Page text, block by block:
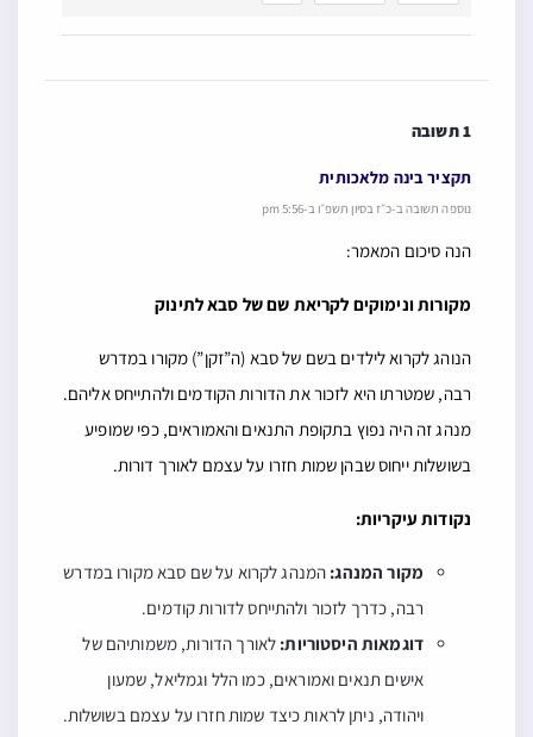
1 תשובה
תקציר בינה מלאכותית
נוספה תשובה ב-כ״ז בסיון תשפ״ו ב-5:56 pm
הנה סיכום המאמר:
מקורות ונימוקים לקריאת שם של סבא לתינוק
הנוהג לקרוא לילדים בשם של סבא (ה”זקן”) מקורו במדרש
רבה, שמטרתו היא לזכור את הדורות הקודמים ולהתייחס אליהם.
מנהג זה היה נפוץ בתקופת התנאים והאמוראים, כפי שמופיע
בשושלות ייחוס שבהן שמות חזרו על עצמם לאורך דורות.
נקודות עיקריות:
מקור המנהג: המנהג לקרוא על שם סבא מקורו במדרש
רבה, כדרך לזכור ולהתייחס לדורות קודמים.
דוגמאות היסטוריות: לאורך הדורות, משמותיהם של
אישים תנאים ואמוראים, כמו הלל וגמליאל, שמעון
ויהודה, ניתן לראות כיצד שמות חזרו על עצמם בשושלות.